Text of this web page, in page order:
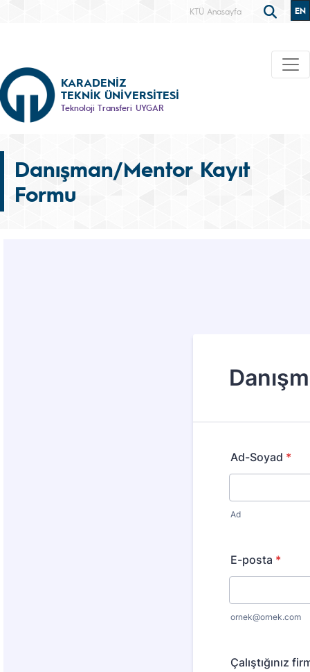
KTÜ Anasayfa EN
KARADENİZ
TEKNİK ÜNİVERSİTESİ
Teknoloji Transferi UYGAR
Danışman/Mentor Kayıt
Formu